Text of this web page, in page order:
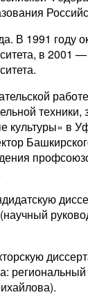
В 1991 году
в 2001
в